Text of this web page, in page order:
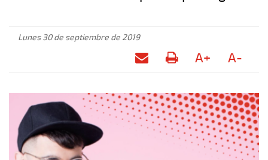
Lunes 30 de septiembre de 2019
A+ A-